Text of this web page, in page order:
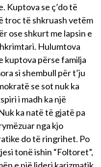
Kuptova se ç’do të
troc të shkruash vetëm
ose shkurt me lapsin e
Hulumtova
kuptova përse familja
si shembull për t’ju
se sot nuk ka
i madh ka një
ka natë të gjatë pa
nga kjo
do të ringrihet. Po
tonë ishin “Foltoret”,